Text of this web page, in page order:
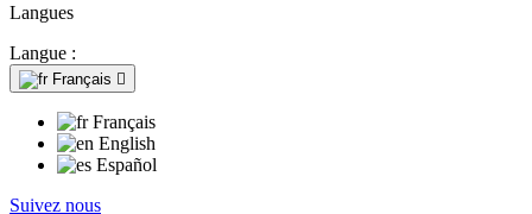
Langues
Langue :
Français 
Français
English
Español
Suivez nous